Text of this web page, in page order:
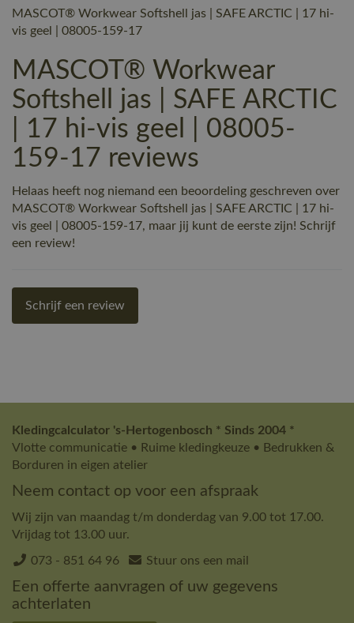
MASCOT® Workwear Softshell jas | SAFE ARCTIC | 17 hi-
vis geel | 08005-159-17
MASCOT® Workwear
Softshell jas | SAFE ARCTIC
| 17 hi-vis geel | 08005-
159-17 reviews
Helaas heeft nog niemand een beoordeling geschreven over
MASCOT® Workwear Softshell jas | SAFE ARCTIC | 17 hi-
vis geel | 08005-159-17, maar jij kunt de eerste zijn! Schrijf
een review!
Schrijf een review
Kledingcalculator 's-Hertogenbosch * Sinds 2004 *
Vlotte communicatie • Ruime kledingkeuze • Bedrukken &
Borduren in eigen atelier
Neem contact op voor een afspraak
Wij zijn van maandag t/m donderdag van 9.00 tot 17.00.
Vrijdag tot 13.00 uur.
073 - 851 64 96 Stuur ons een mail
Een offerte aanvragen of uw gegevens
achterlaten